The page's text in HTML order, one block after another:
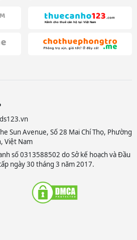
Sun Avenue, Số 28 Mai Chí Thọ, Phường
Việt Nam
số 0313588502 do Sở kế hoạch và Đầu
ngày 30 tháng 3 năm 2017.